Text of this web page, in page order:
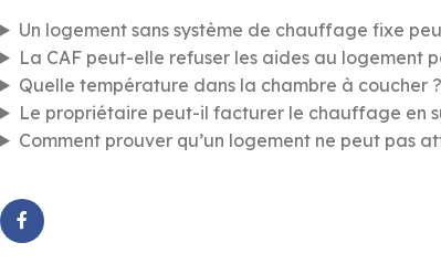
Un logement sans système de chauffage fixe
La CAF peut-elle refuser les aides au logement
Quelle température dans la chambre à coucher ?
Le propriétaire peut-il facturer le chauffage en
Comment prouver qu’un logement ne peut pas